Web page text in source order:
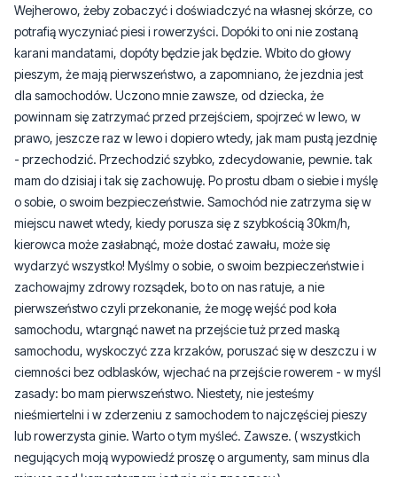
Wejherowo, żeby zobaczyć i doświadczyć na własnej skórze, co
potrafią wyczyniać piesi i rowerzyści. Dopóki to oni nie zostaną
karani mandatami, dopóty będzie jak będzie. Wbito do głowy
pieszym, że mają pierwszeństwo, a zapomniano, że jezdnia jest
dla samochodów. Uczono mnie zawsze, od dziecka, że
powinnam się zatrzymać przed przejściem, spojrzeć w lewo, w
prawo, jeszcze raz w lewo i dopiero wtedy, jak mam pustą jezdnię
- przechodzić. Przechodzić szybko, zdecydowanie, pewnie. tak
mam do dzisiaj i tak się zachowuję. Po prostu dbam o siebie i myślę
o sobie, o swoim bezpieczeństwie. Samochód nie zatrzyma się w
miejscu nawet wtedy, kiedy porusza się z szybkością 30km/h,
kierowca może zasłabnąć, może dostać zawału, może się
wydarzyć wszystko! Myślmy o sobie, o swoim bezpieczeństwie i
zachowajmy zdrowy rozsądek, bo to on nas ratuje, a nie
pierwszeństwo czyli przekonanie, że mogę wejść pod koła
samochodu, wtargnąć nawet na przejście tuż przed maską
samochodu, wyskoczyć zza krzaków, poruszać się w deszczu i w
ciemności bez odblasków, wjechać na przejście rowerem - w myśl
zasady: bo mam pierwszeństwo. Niestety, nie jesteśmy
nieśmiertelni i w zderzeniu z samochodem to najczęściej pieszy
lub rowerzysta ginie. Warto o tym myśleć. Zawsze. ( wszystkich
negujących moją wypowiedź proszę o argumenty, sam minus dla